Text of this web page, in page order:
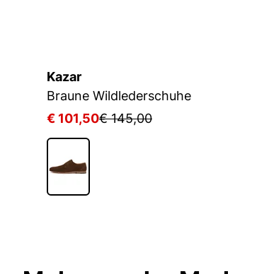
Kazar
Braune Wildlederschuhe
€ 101,50€ 145,00